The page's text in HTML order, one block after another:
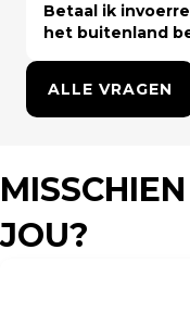
Betaal ik
het buitenland
ALLE VRAGEN
JOU?